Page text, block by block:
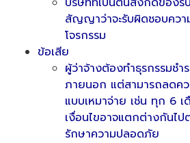
สัญญาว่าจะรับผิดชอบควา
โจรกรรม
ข้อเสีย
ผู้ว่าจ้างต้องทำธุรกรรมชำ
ภายนอก แต่สามารถลดคว
แบบเหมาจ่าย เช่น ทุก 6
เงื่อนไขอาจแตกต่างกันไป
รักษาความปลอดภัย